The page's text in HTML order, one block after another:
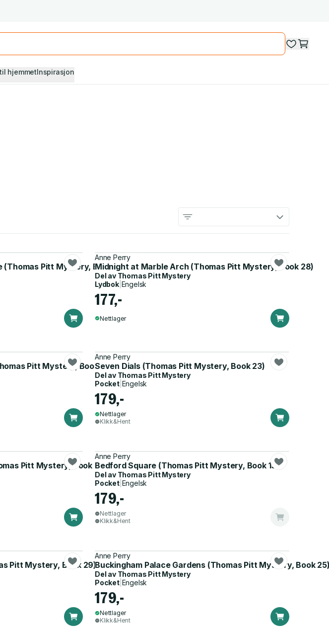
hjemmetInspirasjon
Pitt Mystery, Book 31)
Anne Perry
Midnight at Marble Arch (Thomas Pitt Mystery, Book 28)
Del av Thomas Pitt Mystery
Lydbok| Engelsk
177,-
Nettlager
Pitt Mystery, Book 32)
Anne Perry
Seven Dials (Thomas Pitt Mystery, Book 23)
Del av Thomas Pitt Mystery
Pocket| Engelsk
179,-
Nettlager
Klikk&Hent
Pitt Mystery, Book 28)
Anne Perry
Bedford Square (Thomas Pitt Mystery, Book 19)
Del av Thomas Pitt Mystery
Pocket| Engelsk
179,-
Nettlager
Klikk&Hent
Pitt Mystery, Book 29)
Anne Perry
Buckingham Palace Gardens (Thomas Pitt Mystery, Book
Del av Thomas Pitt Mystery
Pocket| Engelsk
179,-
Nettlager
Klikk&Hent